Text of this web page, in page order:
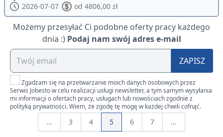
2026-07-07
od 4806,00 zł
Możemy przesyłać Ci podobne oferty pracy każdego
dnia :) Podaj nam swój adres e-mail
ZAPISZ
Zgadzam się na przetwarzanie moich danych osobowych przez
Serwis Jobesto w celu realizacji usługi newsletter, a tym samym wysyłania
mi informacji o ofertach pracy, usługach lub nowościach zgodnie z
polityką prywatności. Wiem, że zgodę tę mogę w każdej chwili cofnąć.
... 3 4 5 6 7 ...